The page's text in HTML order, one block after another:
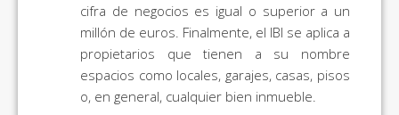
cifra de negocios es igual o superior a un
millón de euros. Finalmente, el IBI se aplica a
propietarios que tienen a su nombre
espacios como locales, garajes, casas, pisos
o, en general, cualquier bien inmueble.